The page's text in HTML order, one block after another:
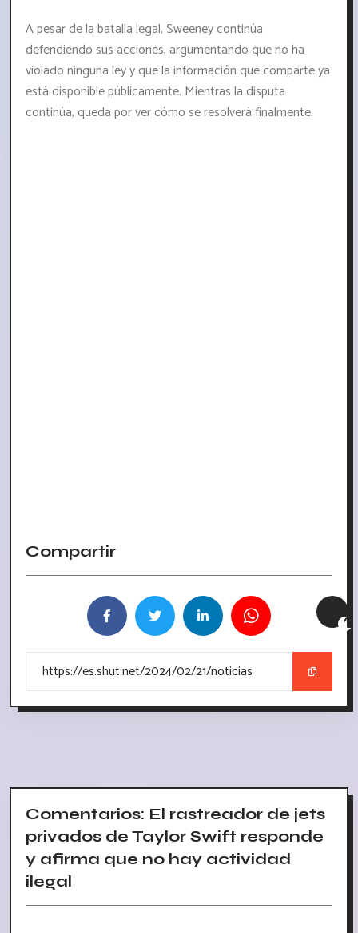
A pesar de la batalla legal, Sweeney continúa
defendiendo sus acciones, argumentando que no ha
violado ninguna ley y que la información que comparte ya
está disponible públicamente. Mientras la disputa
continúa, queda por ver cómo se resolverá finalmente.
Compartir
Comentarios: El rastreador de jets
privados de Taylor Swift responde
y afirma que no hay actividad
ilegal